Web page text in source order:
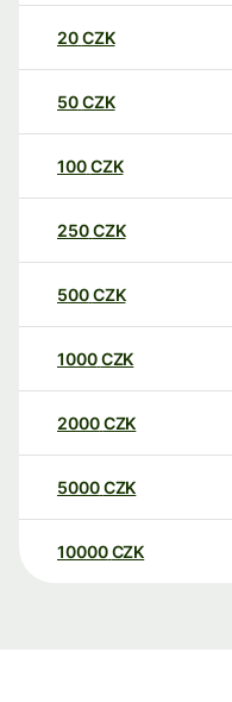
20CZK
50CZK
100CZK
250CZK
500CZK
1000CZK
2000CZK
5000CZK
10000 CZK